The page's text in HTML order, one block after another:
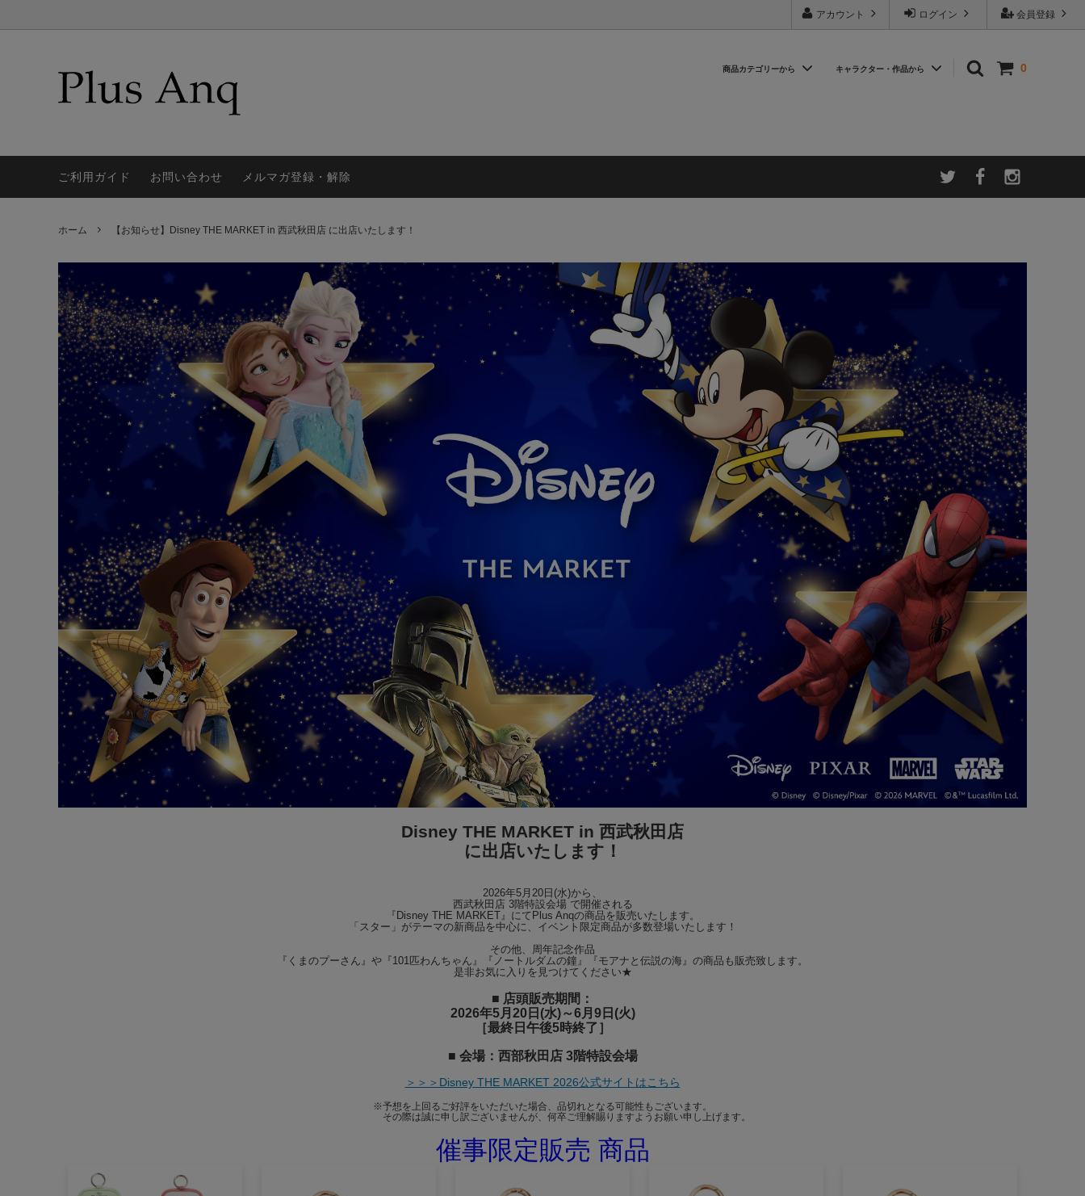
会員登録
ログイン
アカウント
0
商品カテゴリーから
POUCH / ポーチ RUCK / リュック BAG / ショルダーバッグ WALLET / 財布 コインケース
キャラクター・作品から
【特集】トラベルアイテム
【特集】★新商品★ミニリュック＆ミニ
ョン
MOVIE COLLECTION キャンバスmini
トート
EC発売中商品 『アナと雪の女王』
『アラジン』 『おしゃれキャット』 『くまのプーさん』
『白雪姫』 『ジャングル・ブック』 『ズートピア』 『ダンボ』
『ディズニーヴィランズ』 『ディズニープリンセス』 『塔の上のラプンツェル』
『ナイトメアー・ビフォア・クリスマ
ス』
『ノートルダムの鐘』 『バンビ』 『ピノキオ』
『101匹わんちゃん』 『ピーター・パン』 『ふしぎの国のアリス』 『ベイマックス』
『ヘラクレス』 『ミラベルと魔法だらけの家』 『メリー・ポピンズ』 『モアナと伝説の海』
『モンスターズ・インク』 『リメンバー・ミー』
『リロ＆スティッチ』 『私ときどきレッサーパンダ』 『わんわん物語』 『DiDi La Chignon』
お気に入りと一緒に、もう一品プラスし
ませんか？
Under 3,000yen Items LIMITED ITEM
ご利用ガイド お問い合わせ メルマガ登録・解除
ホーム 【お知らせ】Disney THE MARKET in 西武秋田店 に出店いたします！
Disney THE MARKET in 西武秋田店
に出店いたします！
2026年5月20日(水)から、
西武秋田店 3階特設会場 で開催される
『Disney THE MARKET』にてPlus Anqの商品を販売いたします。
「スター」がテーマの新商品を中心に、イベント限定商品が多数登場いたします！
その他、周年記念作品
『くまのプーさん』や『101匹わんちゃん』『ノートルダムの鐘』『モアナと伝説の海』の商品も販売致します。
是非お気に入りを見つけてください★
■ 店頭販売期間：
2026年5月20日(水)～6月9日(火)
［最終日午後5時終了］
■ 会場：西部秋田店 3階特設会場
＞＞＞Disney THE MARKET 2026公式サイトはこちら
※予想を上回るご好評をいただいた場合、品切れとなる可能性もございます。
その際は誠に申し訳ございませんが、何卒ご理解賜りますようお願い申し上げます。
催事限定販売 商品